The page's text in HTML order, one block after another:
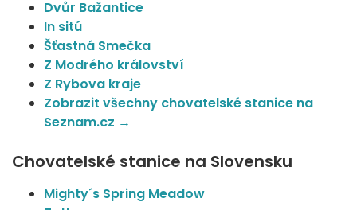
Dvůr Bažantice
In sitú
Šťastná Smečka
Z Modrého království
Z Rybova kraje
Zobrazit všechny chovatelské stanice na
Seznam.cz →
Chovatelské stanice na Slovensku
Mighty´s Spring Meadow